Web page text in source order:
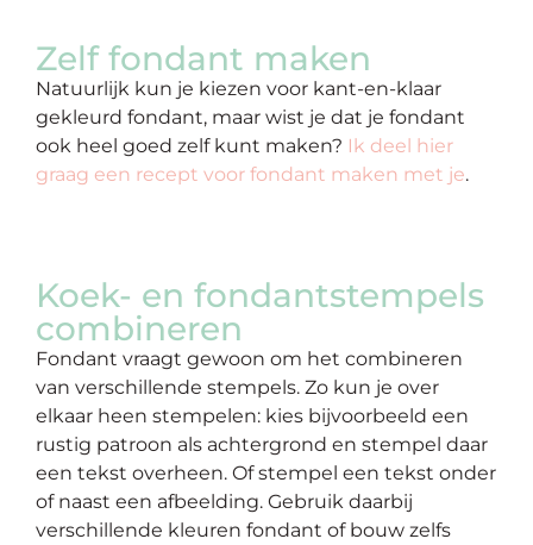
Zelf fondant maken
Natuurlijk kun je kiezen voor kant-en-klaar
gekleurd fondant, maar wist je dat je fondant
ook heel goed zelf kunt maken? Ik deel hier
graag een recept voor fondant maken met je.
Koek- en fondantstempels
combineren
Fondant vraagt gewoon om het combineren
van verschillende stempels. Zo kun je over
elkaar heen stempelen: kies bijvoorbeeld een
rustig patroon als achtergrond en stempel daar
een tekst overheen. Of stempel een tekst onder
of naast een afbeelding. Gebruik daarbij
verschillende kleuren fondant of bouw zelfs